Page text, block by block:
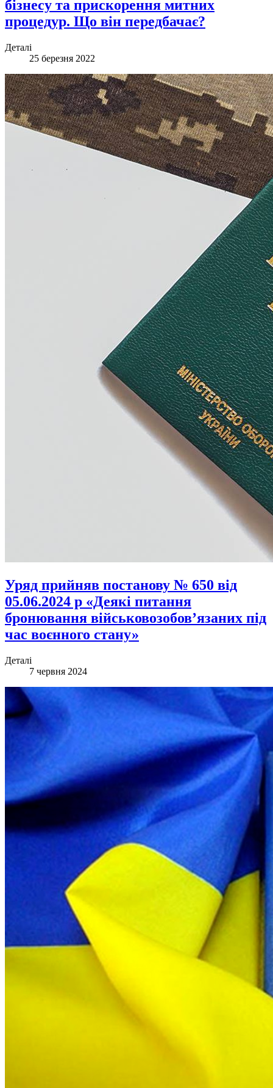
бізнесу та прискорення митних
процедур. Що він передбачає?
Деталі
25 березня 2022
Уряд прийняв постанову № 650 від
05.06.2024 р «Деякі питання
бронювання військовозобов’язаних під
час воєнного стану»
Деталі
7 червня 2024